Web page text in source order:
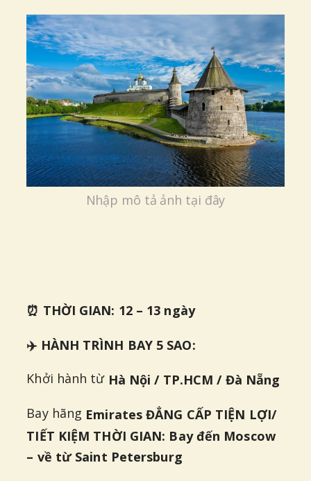
Nhập mô tả ảnh tại đây
⏰ THỜI GIAN: 12 – 13 ngày
✈️ HÀNH TRÌNH BAY 5 SAO:
Khởi hành từ Hà Nội / TP.HCM / Đà Nẵng
Bay hãng Emirates ĐẲNG CẤP TIỆN LỢI/
TIẾT KIỆM THỜI GIAN: Bay đến Moscow
– về từ Saint Petersburg